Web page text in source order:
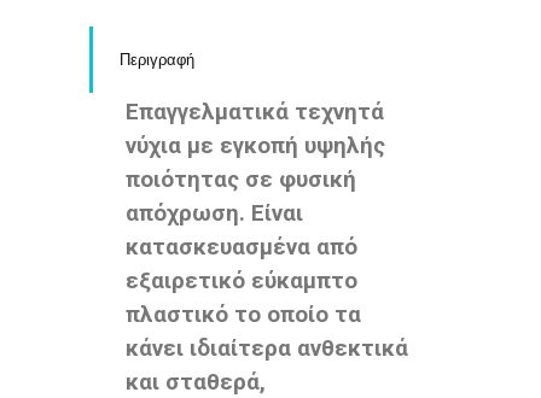
Περιγραφή
Επαγγελματικά τεχνητά
νύχια με εγκοπή υψηλής
ποιότητας σε φυσική
απόχρωση. Είναι
κατασκευασμένα από
εξαιρετικό εύκαμπτο
πλαστικό το οποίο τα
κάνει ιδιαίτερα ανθεκτικά
και σταθερά,